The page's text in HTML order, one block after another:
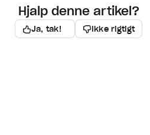
Hjalp denne artikel?
Ja, tak! Ikke rigtigt